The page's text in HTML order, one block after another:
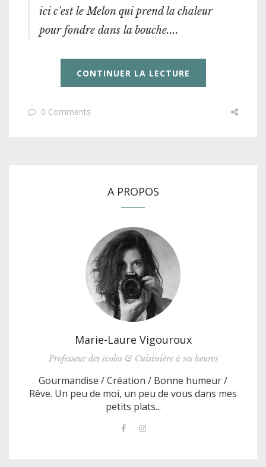
ici c'est le Melon qui prend la chaleur
pour fondre dans la bouche....
CONTINUER LA LECTURE
0 Comments
A PROPOS
Marie-Laure Vigouroux
Professeur des écoles & Cuisinière à ses heures
Gourmandise / Création / Bonne humeur /
Rêve. Un peu de moi, un peu de vous dans mes
petits plats...